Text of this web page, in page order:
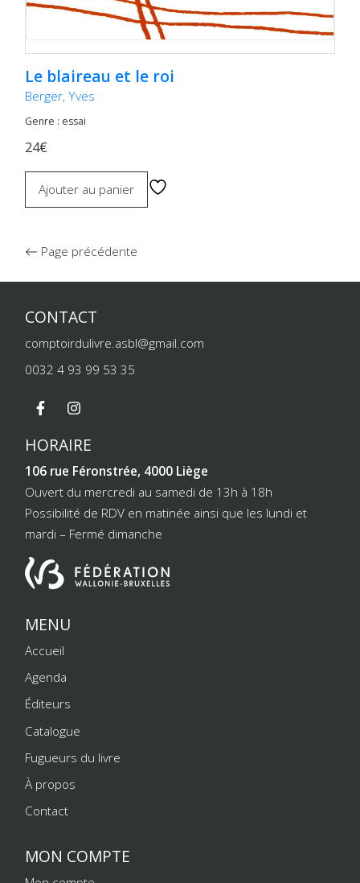
Le blaireau et le roi
Berger, Yves
Genre : essai
24€
Ajouter au panier
Page précédente
CONTACT
comptoirdulivre.asbl@gmail.com
0032 4 93 99 53 35
HORAIRE
106 rue Féronstrée, 4000 Liège
Ouvert du mercredi au samedi de 13h à 18h
Possibilité de RDV en matinée ainsi que les lundi et
mardi – Fermé dimanche
MENU
Accueil
Agenda
Éditeurs
Catalogue
Fugueurs du livre
À propos
Contact
MON COMPTE